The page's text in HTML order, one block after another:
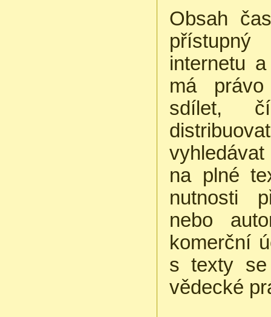
Obsah
internetu
má
sdílet,
na plné
nutnosti
nebo
komerční
s texty se
vědecké